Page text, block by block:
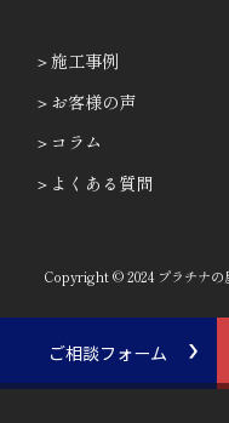
施工事例
お客様の声
コラム
よくある質問
Copyright © 2024 プラチナ
ご相談フォーム